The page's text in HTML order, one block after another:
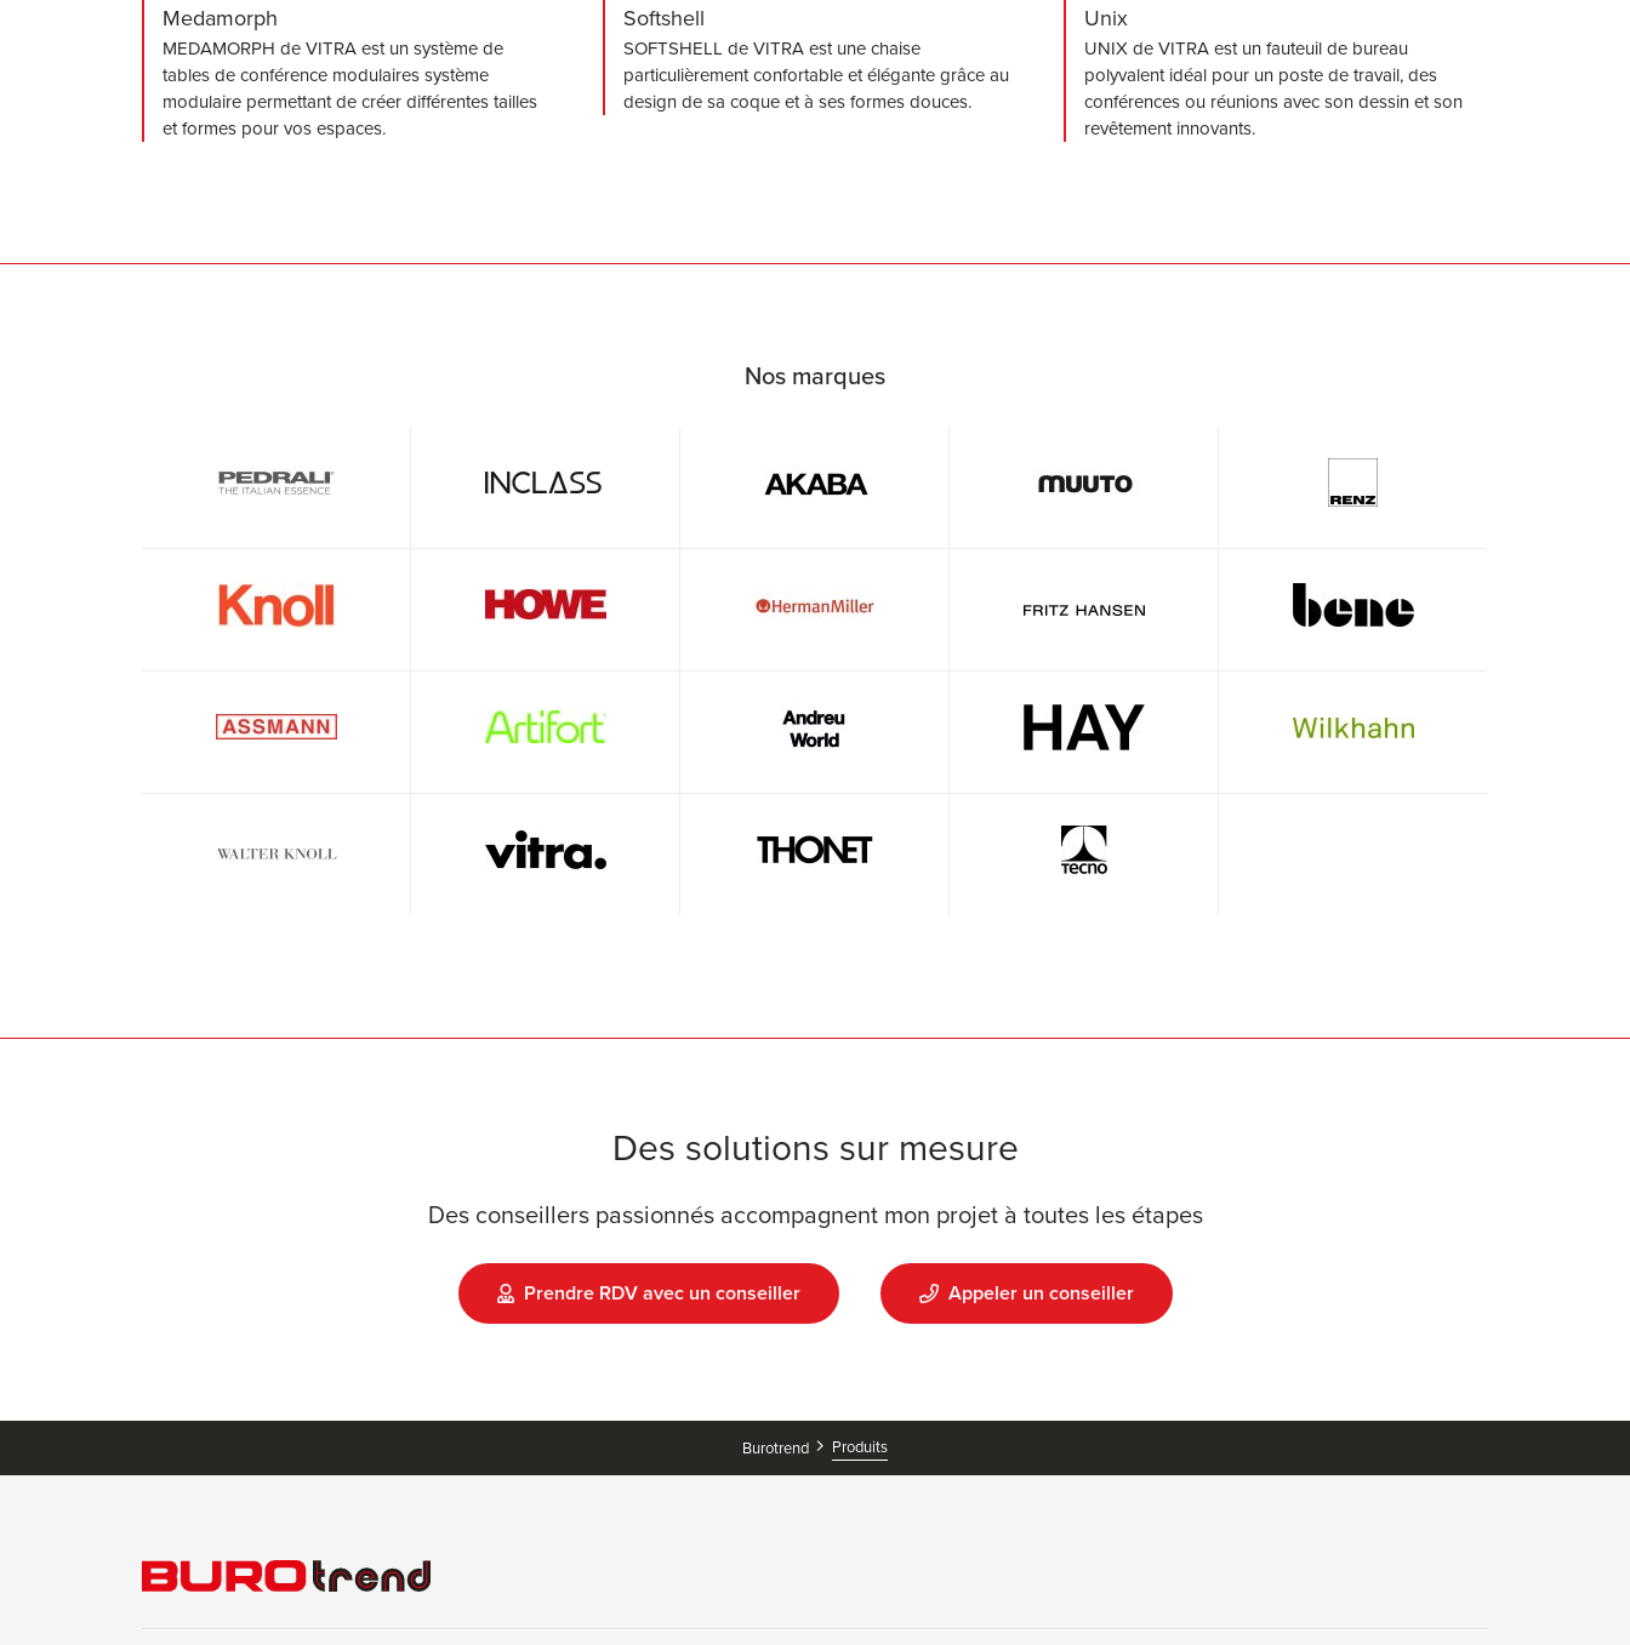
Medamorph
MEDAMORPH de VITRA est un système de
tables de conférence modulaires système
modulaire permettant de créer différentes tailles
et formes pour vos espaces.
Softshell
SOFTSHELL de VITRA est une chaise
particulièrement confortable et élégante grâce au
design de sa coque et à ses formes douces.
Unix
UNIX de VITRA est un fauteuil de bureau
polyvalent idéal pour un poste de travail, des
conférences ou réunions avec son dessin et son
revêtement innovants.
Nos marques
Des solutions sur mesure
Des conseillers passionnés accompagnent mon projet à toutes les étapes
Prendre RDV avec un conseiller Appeler un conseiller
Burotrend Produits